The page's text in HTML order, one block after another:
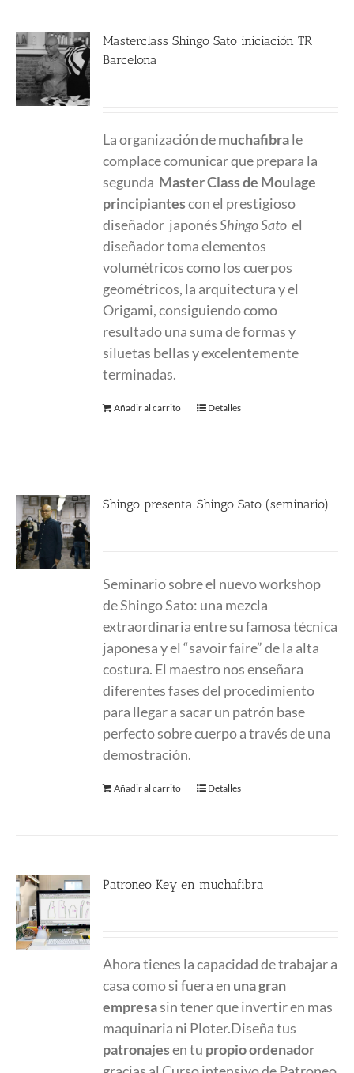
Masterclass Shingo Sato iniciación TR
Barcelona
La organización demuchafibrale
complace comunicar que prepara la
segunda Master Classde Moulage
principiantescon el prestigioso
diseñador japonésShingo Sato el
diseñador toma elementos
volumétricos como los cuerpos
geométricos, la arquitectura y el
Origami, consiguiendo como
resultado una suma de formas y
siluetas bellas y excelentemente
terminadas.
Añadir al carrito Detalles
Shingo presenta Shingo Sato (seminario)
Seminario sobre el nuevo workshop
de Shingo Sato: una mezcla
extraordinaria entre su famosa técnica
japonesa y el “savoir faire” de la alta
costura. El maestro nos enseñara
diferentes fases del procedimiento
para llegar a sacar un patrón base
perfecto sobre cuerpo a través de una
demostración.
Añadir al carrito Detalles
Patroneo Key en muchafibra
Ahora tienes la capacidad de trabajar a
casa como si fuera en una gran
empresasin tener que invertir en mas
maquinaria ni Ploter.Diseña tus
patronajesen tu propio ordenador